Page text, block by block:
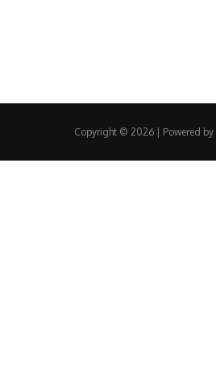
Copyright © 2026 | Powered by